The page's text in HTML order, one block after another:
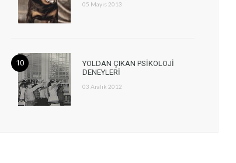
05 Mayıs 2013
YOLDAN ÇIKAN PSİKOLOJİ
DENEYLERİ
03 Aralık 2012